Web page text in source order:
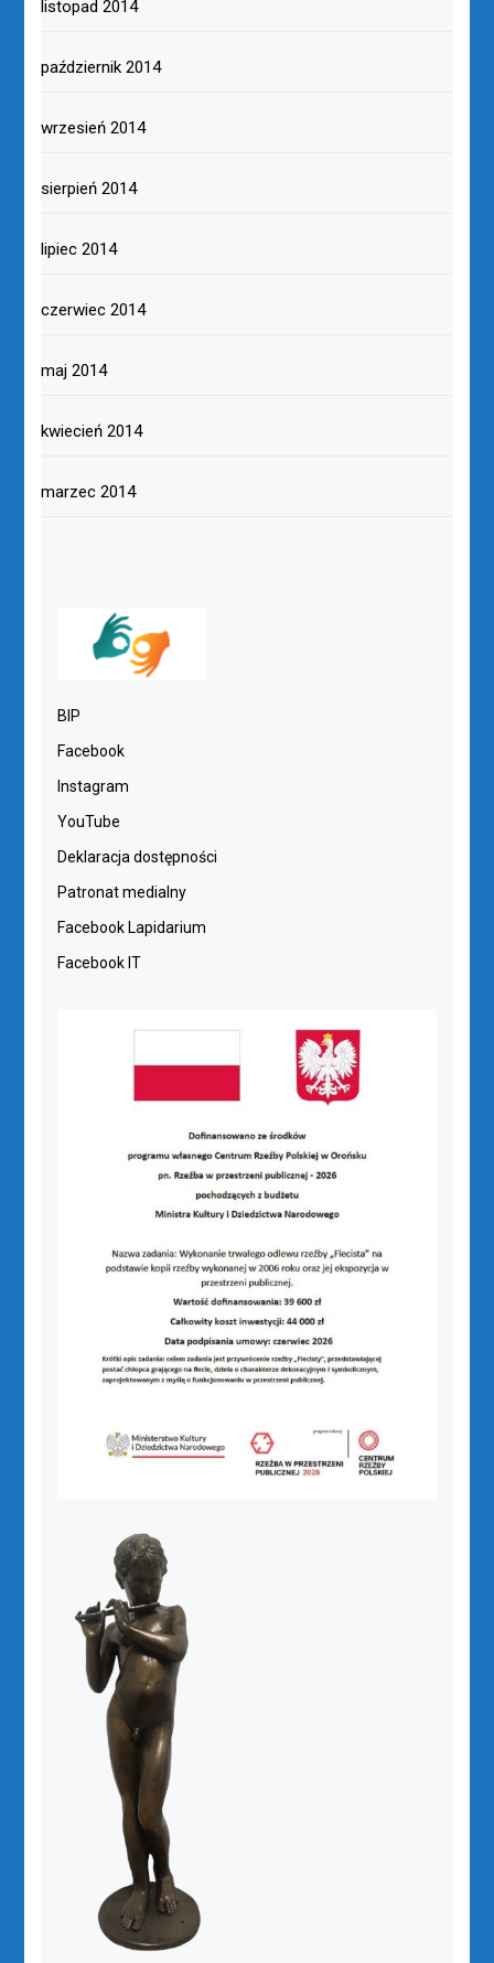
listopad 2014
październik 2014
wrzesień 2014
sierpień 2014
lipiec 2014
czerwiec 2014
maj 2014
kwiecień 2014
marzec 2014
BIP
Facebook
Instagram
YouTube
Deklaracja dostępności
Patronat medialny
Facebook Lapidarium
Facebook IT